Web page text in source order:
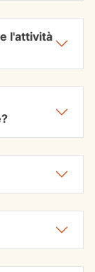
l'attività